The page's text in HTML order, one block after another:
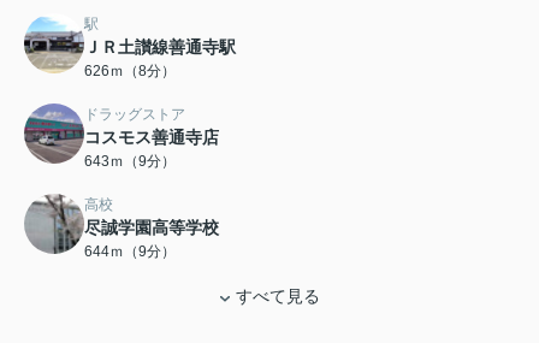
駅
ＪＲ土讃線善通寺駅
626ｍ（8分）
ドラッグストア
コスモス善通寺店
643ｍ（9分）
高校
尽誠学園高等学校
644ｍ（9分）
すべて見る